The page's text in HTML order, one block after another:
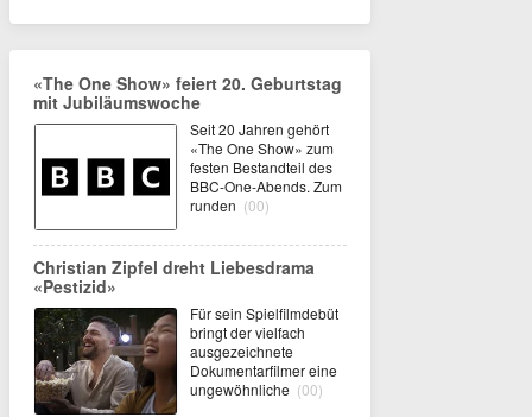
«The One Show» feiert 20. Geburtstag
mit Jubiläumswoche
Seit 20 Jahren gehört
«The One Show» zum
festen Bestandteil des
BBC-One-Abends. Zum
runden (00)
Christian Zipfel dreht Liebesdrama
«Pestizid»
Für sein Spielfilmdebüt
bringt der vielfach
ausgezeichnete
Dokumentarfilmer eine
ungewöhnliche (00)